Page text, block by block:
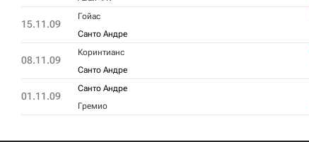
15.11.09
Гойас
Санто Андре
08.11.09
Коринтианс
Санто Андре
01.11.09
Санто Андре
Гремио